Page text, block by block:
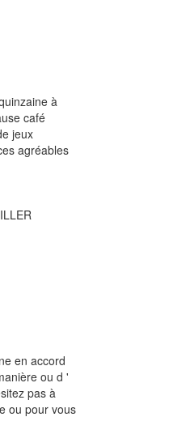
à
café
jeux
agréables
en accord
ou d '
pas à
ou pour vous